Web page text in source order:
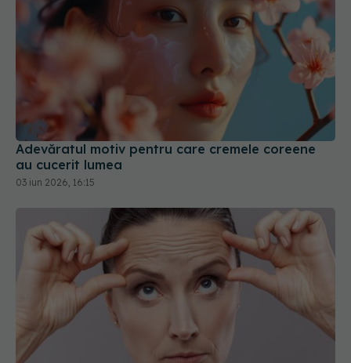
Adevăratul motiv pentru care cremele coreene
au cucerit lumea
03 iun 2026, 16:15